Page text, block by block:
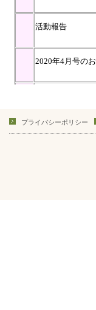
プライバシーポリシー